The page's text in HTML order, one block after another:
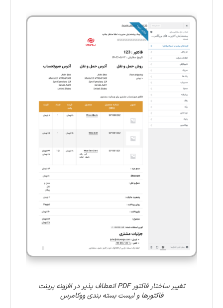
تغییر ساختار فاکتور PDF انعطاف پذیر در افزونه پرینت
فاکتورها و لیست بسته بندی ووکامرس